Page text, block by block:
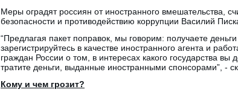
Меры оградят россиян от иностранного вмешательства,
безопасности и противодействию коррупции Василий
“Предлагая пакет поправок, мы говорим: получаете
зарегистрируйтесь в качестве иностранного агента и
граждан России о том, в интересах какого государства
тратите деньги, выданные иностранными спонсорами”, -
Кому и чем грозит?